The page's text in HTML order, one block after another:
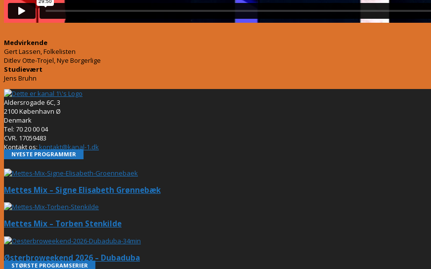
Medvirkende
Gert Lassen, Folkelisten
Ditlev Otte-Trojel, Nye Borgerlige
Studievært
Jens Bruhn
Aldersrogade 6C, 3
2100 København Ø
Denmark
Tel: 70 20 00 04
CVR. 17059483
Kontakt os: kontakt@kanal-1.dk
NYESTE PROGRAMMER
Mettes Mix – Signe Elisabeth Grønnebæk
Mettes Mix – Torben Stenkilde
Østerbroweekend 2026 – Dubaduba
STØRSTE PROGRAMSERIER